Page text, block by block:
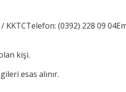
KKTCTelefon: (0392) 228 09 04
kişi.
esas alınır.